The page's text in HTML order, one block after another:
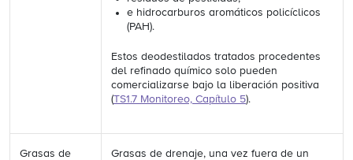
e hidrocarburos aromáticos policíclicos
(PAH).
Estos deodestilados tratados procedentes
del refinado químico solo pueden
comercializarse bajo la liberación positiva
(TS1.7 Monitoreo, Capítulo 5).
Grasas de
Grasas de drenaje, una vez fuera de un